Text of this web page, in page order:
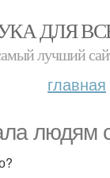
ДЛЯ
лучший
главная
людям